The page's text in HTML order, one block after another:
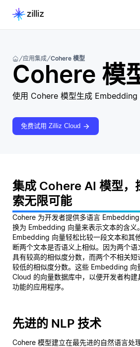
应用集成 Cohere 模型
Cohere 模
使用 Cohere 模型生成 Embedding
免费试用 Zilliz Cloud
集成 Cohere AI 模型，
索无限可能
Cohere 为开发者提供多语言
换为 Embedding 向量来表示文本的含义
Embedding 向量轻松比较一段文本和其
断两个文本是否语义上相似。因为两个
具有较高的相似度分数，而两个不相关
较低的相似度分数。这些 Embedding 向
Cloud 的向量数据库中，以便开发者构
功能的应用程序。
先进的 NLP 技术
Cohere 模型建立在最先进的自然语言处